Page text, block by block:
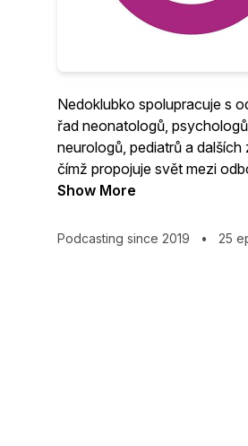
Nedoklubko spolupracuje s
řad neonatologů,
neurologů, pediatrů a dalších
čímž propojuje svět mezi
rodiči, kteří by měli v péči o
Show More
Podcasting since 2019 • 25